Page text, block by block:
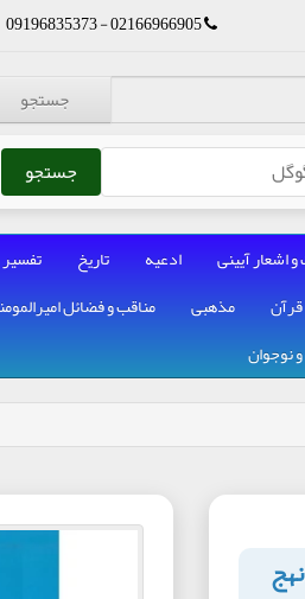
02166966905 - 09196835373
جستجو
جستجو
اشعار آیینی ادعیه تاریخ تفسیر
قرآن مذهبی مناقب و فضائل
نوجوان